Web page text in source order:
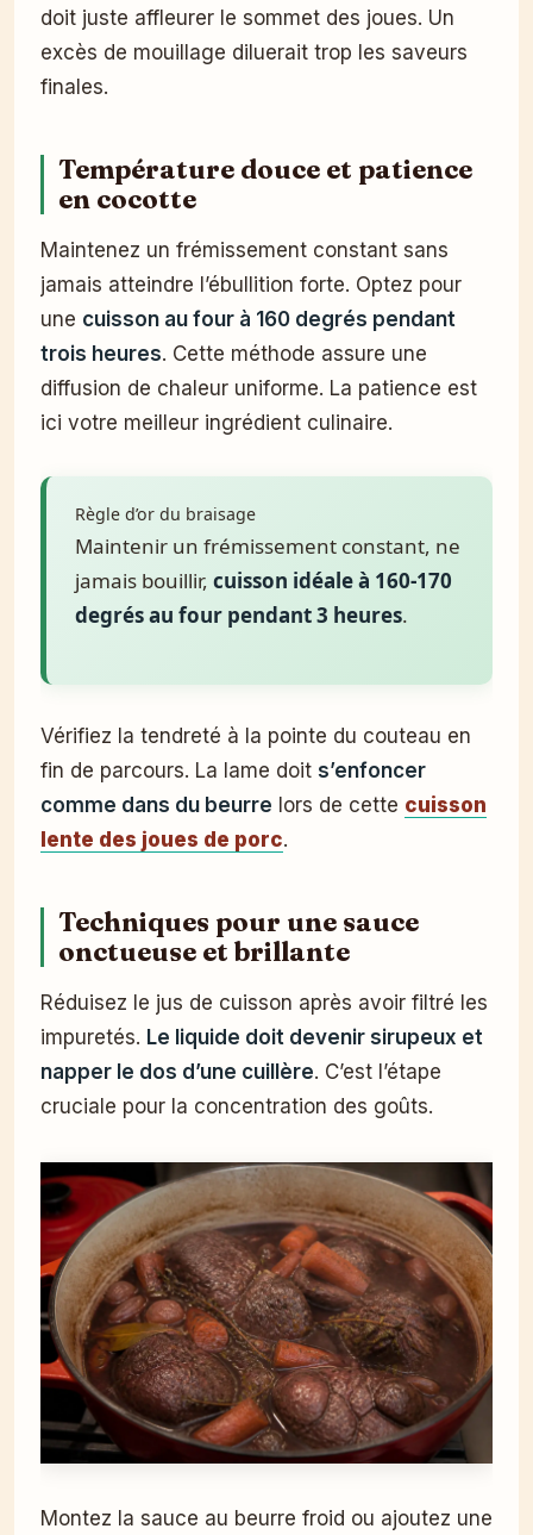
doit juste affleurer le sommet des joues. Un
excès de mouillage diluerait trop les saveurs
finales.
Température douce et patience
en cocotte
Maintenez un frémissement constant sans
jamais atteindre l’ébullition forte. Optez pour
une cuisson au four à 160 degrés pendant
trois heures. Cette méthode assure une
diffusion de chaleur uniforme. La patience est
ici votre meilleur ingrédient culinaire.
Règle d’or du braisage
Maintenir un frémissement constant, ne
jamais bouillir, cuisson idéale à 160-170
degrés au four pendant 3 heures.
Vérifiez la tendreté à la pointe du couteau en
fin de parcours. La lame doit s’enfoncer
comme dans du beurre lors de cette cuisson
lente des joues de porc.
Techniques pour une sauce
onctueuse et brillante
Réduisez le jus de cuisson après avoir filtré les
impuretés. Le liquide doit devenir sirupeux et
napper le dos d’une cuillère. C’est l’étape
cruciale pour la concentration des goûts.
Montez la sauce au beurre froid ou ajoutez une